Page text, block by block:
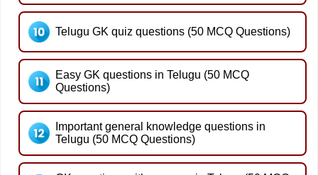
Telugu GK quiz questions (50 MCQ Questions)
Easy GK questions in Telugu (50 MCQ
Questions)
Important general knowledge questions in
Telugu (50 MCQ Questions)